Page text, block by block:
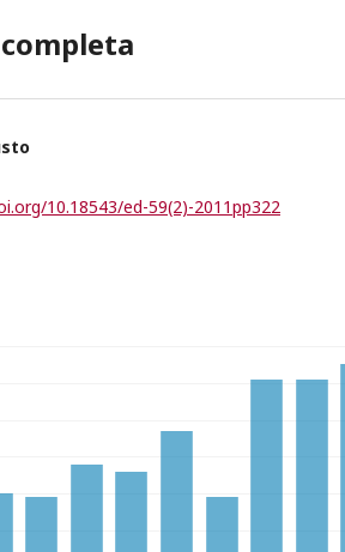
10.18543/ed-59(2)-2011pp322